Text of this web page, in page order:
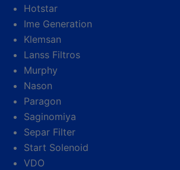
Hotstar
Ime Generation
Klemsan
Lanss Filtros
Murphy
Nason
Paragon
Saginomiya
Separ Filter
Start Solenoid
VDO